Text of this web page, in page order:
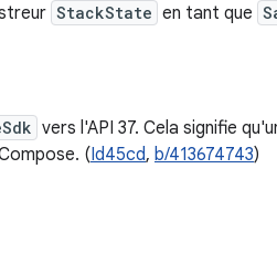
StackState en tant que
vers l'API 37. Cela signifie
(Id45cd, b/413674743)